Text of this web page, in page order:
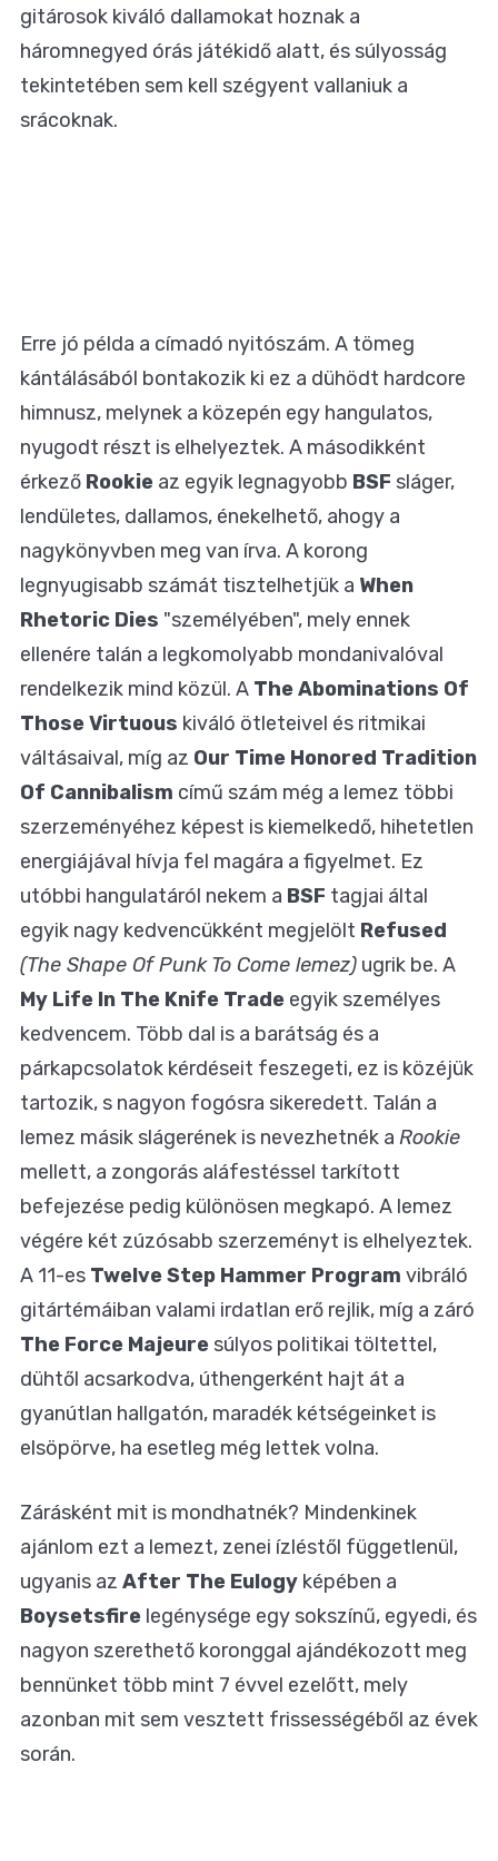
gitárosok kiváló dallamokat hoznak a
háromnegyed órás játékidő alatt, és súlyosság
tekintetében sem kell szégyent vallaniuk a
srácoknak.
Erre jó példa a címadó nyitószám. A tömeg
kántálásából bontakozik ki ez a dühödt hardcore
himnusz, melynek a közepén egy hangulatos,
nyugodt részt is elhelyeztek. A másodikként
érkező Rookie az egyik legnagyobb BSF sláger,
lendületes, dallamos, énekelhető, ahogy a
nagykönyvben meg van írva. A korong
legnyugisabb számát tisztelhetjük a When
Rhetoric Dies "személyében", mely ennek
ellenére talán a legkomolyabb mondanivalóval
rendelkezik mind közül. A The Abominations Of
Those Virtuous kiváló ötleteivel és ritmikai
váltásaival, míg az Our Time Honored Tradition
Of Cannibalism című szám még a lemez többi
szerzeményéhez képest is kiemelkedő, hihetetlen
energiájával hívja fel magára a figyelmet. Ez
utóbbi hangulatáról nekem a BSF tagjai által
egyik nagy kedvencükként megjelölt Refused
(The Shape Of Punk To Come lemez) ugrik be. A
My Life In The Knife Trade egyik személyes
kedvencem. Több dal is a barátság és a
párkapcsolatok kérdéseit feszegeti, ez is közéjük
tartozik, s nagyon fogósra sikeredett. Talán a
lemez másik slágerének is nevezhetnék a Rookie
mellett, a zongorás aláfestéssel tarkított
befejezése pedig különösen megkapó. A lemez
végére két zúzósabb szerzeményt is elhelyeztek.
A 11-es Twelve Step Hammer Program vibráló
gitártémáiban valami irdatlan erő rejlik, míg a záró
The Force Majeure súlyos politikai töltettel,
dühtől acsarkodva, úthengerként hajt át a
gyanútlan hallgatón, maradék kétségeinket is
elsöpörve, ha esetleg még lettek volna.
Zárásként mit is mondhatnék? Mindenkinek
ajánlom ezt a lemezt, zenei ízléstől függetlenül,
ugyanis az After The Eulogy képében a
Boysetsfire legénysége egy sokszínű, egyedi, és
nagyon szerethető koronggal ajándékozott meg
bennünket több mint 7 évvel ezelőtt, mely
azonban mit sem vesztett frissességéből az évek
során.